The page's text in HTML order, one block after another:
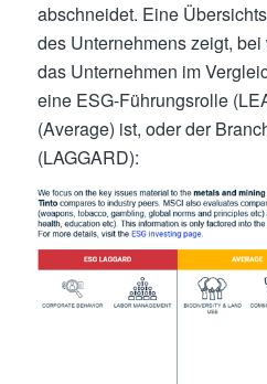
abschneidet. Eine
des Unternehmens zeigt,
das Unternehmen im
eine ESG-Führungsrolle
(Average) ist, oder der
(LAGGARD):